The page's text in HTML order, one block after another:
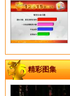
精彩图集